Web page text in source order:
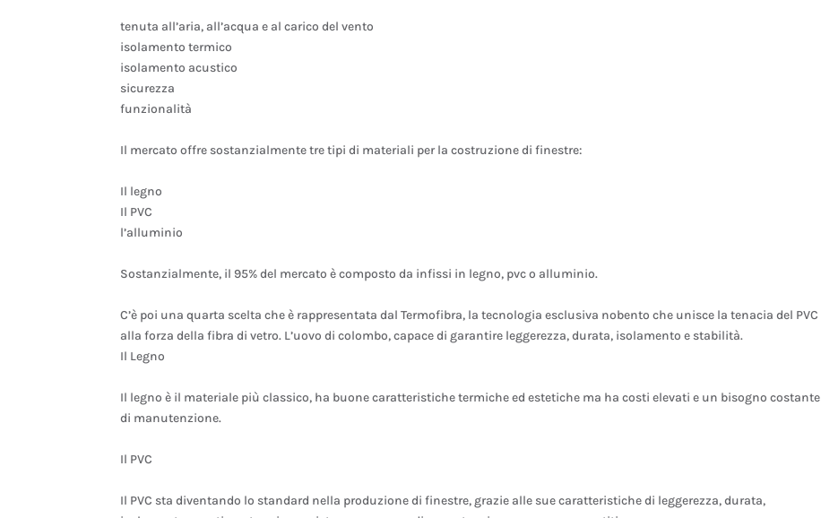
tenuta all’aria, all’acqua e al carico del vento
isolamento termico
isolamento acustico
sicurezza
funzionalità
Il mercato offre sostanzialmente tre tipi di materiali per la costruzione di finestre:
Il legno
Il PVC
l’alluminio
Sostanzialmente, il 95% del mercato è composto da infissi in legno, pvc o alluminio.
C’è poi una quarta scelta che è rappresentata dal Termofibra, la tecnologia esclusiva nobento che unisce la tenacia del PVC
alla forza della fibra di vetro. L’uovo di colombo, capace di garantire leggerezza, durata, isolamento e stabilità.
Il Legno
Il legno è il materiale più classico, ha buone caratteristiche termiche ed estetiche ma ha costi elevati e un bisogno costante
di manutenzione.
Il PVC
Il PVC sta diventando lo standard nella produzione di finestre, grazie alle sue caratteristiche di leggerezza, durata,